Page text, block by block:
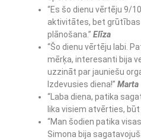
“Es šo dienu vērtēju 9/
aktivitātes, bet grūtības
plānošana.” Elīza
“Šo dienu vērtēju labi.
mērķa, interesanti bija
uzzināt par jauniešu
Izdevusies diena!” Marta
“Laba diena, patika
lika visiem atvērties, būt
“Man šodien patika
Simona bija